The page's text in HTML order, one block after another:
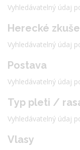
Vyhledávatelný údaj
Herecké
Vyhledávatelný údaj
Postava
Vyhledávatelný údaj
Typ pleti /
Vyhledávatelný údaj
Vlasy